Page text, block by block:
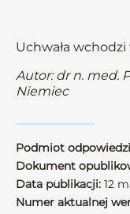
Uchwała
Autor: dr n. med.
Niemiec
Podmiot
Dokument
Data publikacji: 12
Numer aktualnej